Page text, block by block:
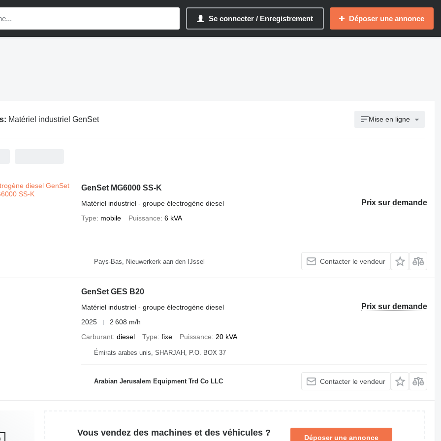
Se connecter / Enregistrement Déposer une annonce
Matériel industriel GenSet Mise en ligne
GenSet MG6000 SS-K
Prix sur demande
Matériel industriel - groupe électrogène diesel
Type
mobile Puissance 6 kVA
Pays-Bas, Nieuwerkerk aan den IJssel Contacter le vendeur
GenSet GES B20
Prix sur demande
Matériel industriel - groupe électrogène diesel
2025
2 608 m/h
Carburant diesel Type fixe Puissance 20 kVA
Émirats arabes unis, SHARJAH, P.O. BOX 37
Arabian Jerusalem Equipment Trd Co LLC Contacter le vendeur
Vous vendez des machines et des véhicules ?
Déposer une annonce